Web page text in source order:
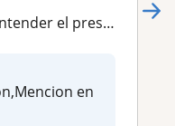
el presente
en